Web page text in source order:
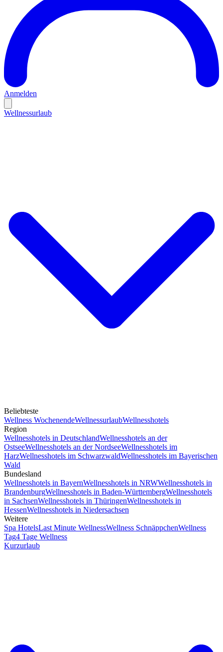
Anmelden
Wellnessurlaub
Beliebteste
Wellness WochenendeWellnessurlaubWellnesshotels
Region
Wellnesshotels in DeutschlandWellnesshotels an der
OstseeWellnesshotels an der NordseeWellnesshotels im
HarzWellnesshotels im SchwarzwaldWellnesshotels im Bayerischen
Wald
Bundesland
Wellnesshotels in BayernWellnesshotels in NRWWellnesshotels in
BrandenburgWellnesshotels in Baden-WürttembergWellnesshotels
in SachsenWellnesshotels in ThüringenWellnesshotels in
HessenWellnesshotels in Niedersachsen
Weitere
Spa HotelsLast Minute WellnessWellness SchnäppchenWellness
Tag4 Tage Wellness
Kurzurlaub